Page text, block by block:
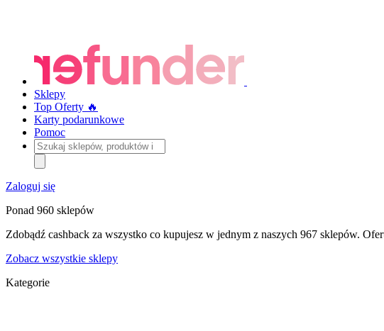
Sklepy
Top Oferty 🔥
Karty podarunkowe
Pomoc
Szukaj
sklepów,
produktów
i
kategorii
Zaloguj się
Ponad 960 sklepów
Zdobądź cashback za wszystko co kupujesz w jednym z naszych 967 sklepów.
Zobacz wszystkie sklepy
Kategorie